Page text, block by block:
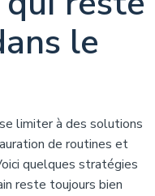
le
limiter à des solutions
de routines et
quelques stratégies
reste toujours bien